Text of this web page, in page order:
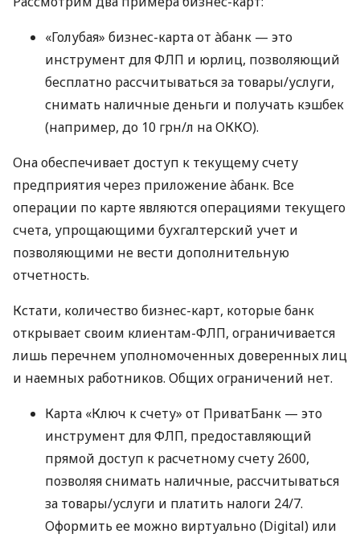
«Голубая» бизнес-карта от àбанк — это
инструмент для ФЛП и юрлиц, позволяющий
бесплатно рассчитываться за товары/услуги,
снимать наличные деньги и получать кэшбек
(например, до 10 грн/л на ОККО).
Она обеспечивает доступ к текущему счету
предприятия через приложение àбанк. Все
операции по карте являются операциями текущего
счета, упрощающими бухгалтерский учет и
позволяющими не вести дополнительную
отчетность.
Кстати, количество бизнес-карт, которые банк
открывает своим клиентам-ФЛП, ограничивается
лишь перечнем уполномоченных доверенных лиц
и наемных работников. Общих ограничений нет.
Карта «Ключ к счету» от ПриватБанк — это
инструмент для ФЛП, предоставляющий
прямой доступ к расчетному счету 2600,
позволяя снимать наличные, рассчитываться
за товары/услуги и платить налоги 24/7.
Оформить ее можно виртуально (Digital) или